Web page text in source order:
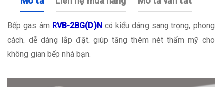
Bếp gas âm RVB-2BG(D)N có kiểu dáng sang trọng, phong
cách, dễ dàng lắp đặt, giúp tăng thêm nét thẩm mỹ cho
không gian bếp nhà bạn.